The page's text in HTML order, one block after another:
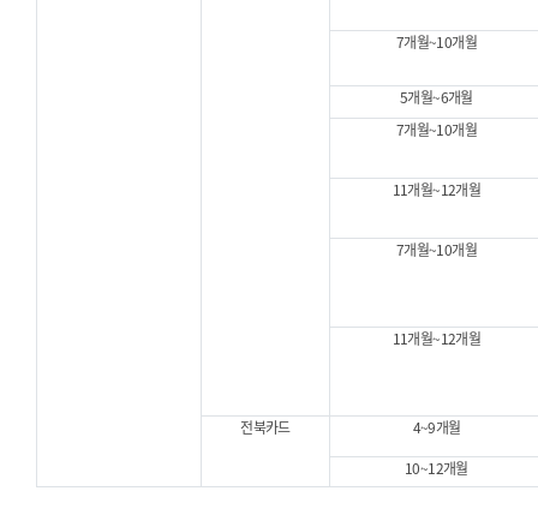
7개월~10개월
5개월~6개월
7개월~10개월
11개월~12개월
7개월~10개월
11개월~12개월
전북카드
4~9개월
10~12개월